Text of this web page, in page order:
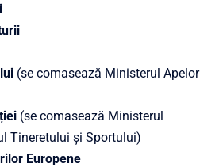
(se comasează Ministerul Apelor
(se comasează Ministerul
Tineretului și Sportului)
Europene